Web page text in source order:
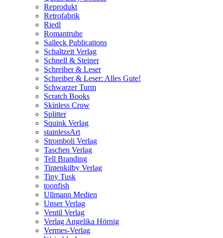
Reprodukt
Retrofabrik
Riedl
Romantruhe
Salleck Publications
Schaltzeit Verlag
Schnell & Steiner
Schreiber & Leser
Schreiber & Leser: Alles Gute!
Schwarzer Turm
Scratch Books
Skinless Crow
Splitter
Squink Verlag
stainlessArt
Stromboli Verlag
Taschen Verlag
Tell Branding
Tintenkilby Verlag
Tiny Tusk
toonfish
Ullmann Medien
Unser Verlag
Ventil Verlag
Verlag Angelika Hörnig
Vermes-Verlag